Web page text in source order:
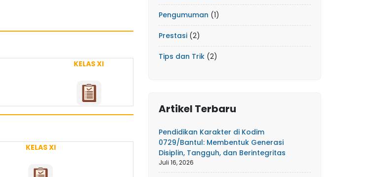
KELAS XI
KELAS XI
Pengumuman (1)
Prestasi (2)
Tips dan Trik (2)
Artikel Terbaru
Pendidikan Karakter di Kodim
0729/Bantul: Membentuk Generasi
Disiplin, Tangguh, dan Berintegritas
Juli 16, 2026